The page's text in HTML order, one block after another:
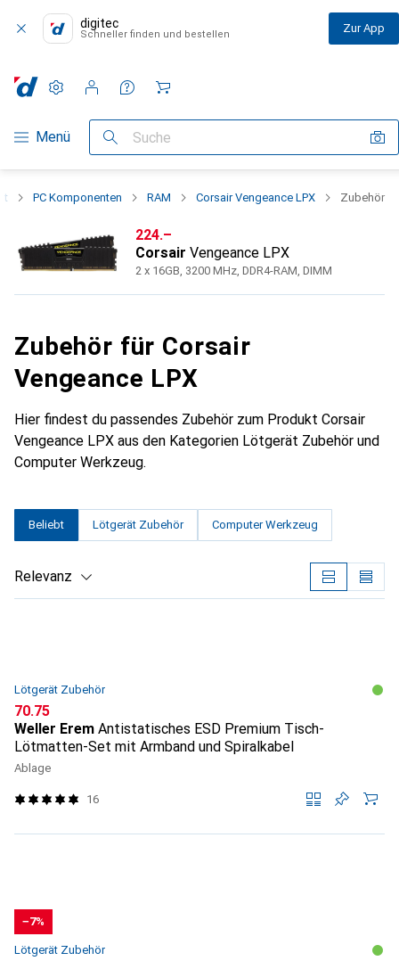
digitec
Schneller finden und bestellen Zur App
Navigation nach Kategorien
Menü Suche
Einstellungen
Kundenkonto
Vergleichslisten
Merklisten
Warenkorb
PC Komponenten RAM Corsair Vengeance LPX Zubehör
CHF
224.–
Corsair Vengeance LPX
2 x 16GB, 3200 MHz, DDR4-RAM, DIMM
Zubehör für Corsair
Vengeance LPX
Hier findest du passendes Zubehör zum Produkt Corsair
Vengeance LPX aus den Kategorien Lötgerät Zubehör und
Computer Werkzeug.
Beliebt Lötgerät Zubehör Computer Werkzeug
Relevanz
Lötgerät Zubehör
CHF
70.75
Weller Erem Antistatisches ESD Premium Tisch-
Lötmatten-Set mit Armband und Spiralkabel
Ablage
16
−7%
Lötgerät Zubehör